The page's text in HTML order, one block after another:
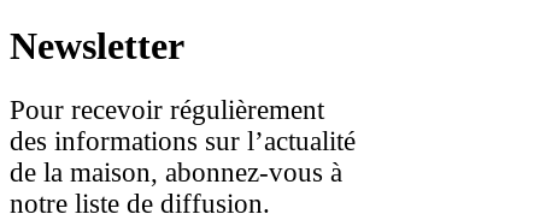
Newsletter
Pour recevoir régulièrement
des informations sur l’actualité
de la maison, abonnez-vous à
notre liste de diffusion.